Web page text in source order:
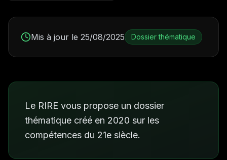
Mis à jour le 25/08/2025 Dossier thématique
Le RIRE vous propose un dossier
thématique créé en 2020 sur les
compétences du 21e siècle.